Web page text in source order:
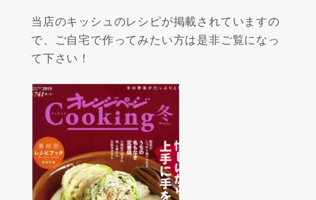
当店のキッシュのレシピが掲載されていますの
で、ご自宅で作ってみたい方は是非ご覧になっ
て下さい！